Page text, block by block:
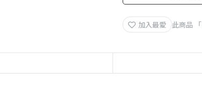
加入最愛 此商品